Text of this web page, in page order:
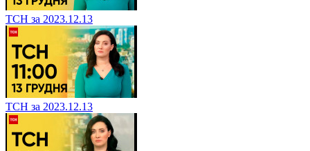
ТСН за 2023.12.13
ТСН за 2023.12.13